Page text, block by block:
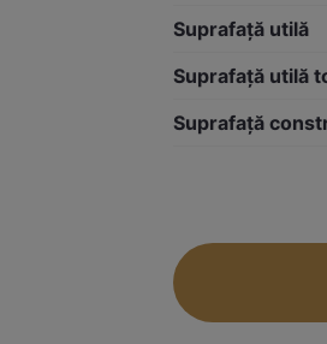
Suprafață utilă
Suprafață utilă
Suprafață